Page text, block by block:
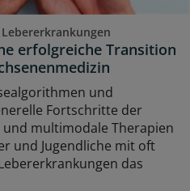
erfolgreiche Transition
und
Fortschritte der
multimodale Therapien
und Jugendliche mit oft
das